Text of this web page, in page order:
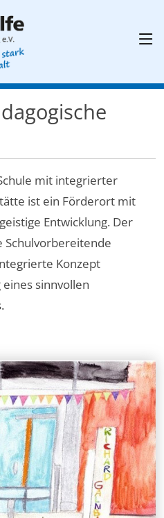
mit integrierter
ist ein Förderort mit
Entwicklung. Der
Schulvorbereitende
Konzept
sinnvollen